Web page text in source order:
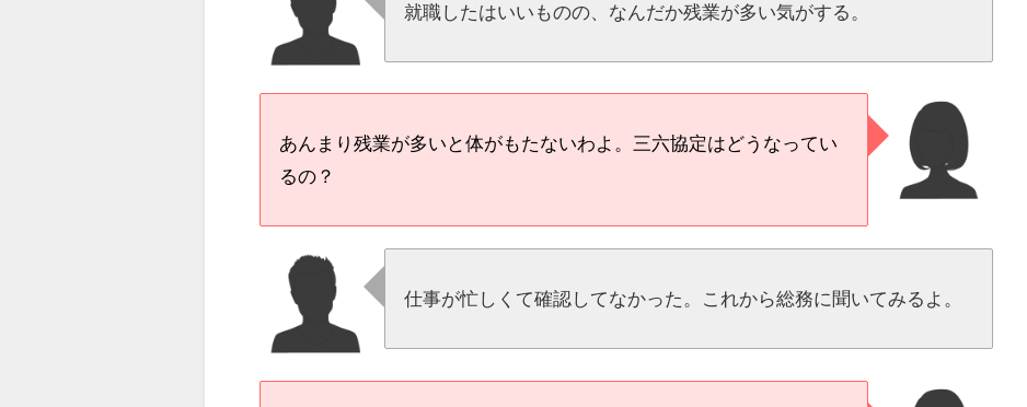
就職したはいいものの、なんだか残業が多い気がする。
あんまり残業が多いと体がもたないわよ。三六協定はどうなってい
るの？
仕事が忙しくて確認してなかった。これから総務に聞いてみるよ。